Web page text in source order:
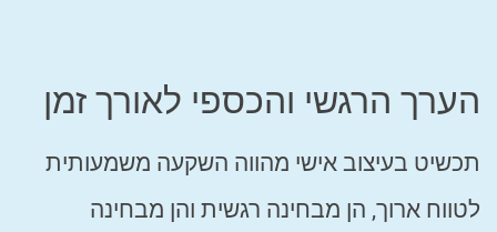
הערך הרגשי והכספי לאורך זמן
תכשיט בעיצוב אישי מהווה השקעה משמעותית
לטווח ארוך, הן מבחינה רגשית והן מבחינה